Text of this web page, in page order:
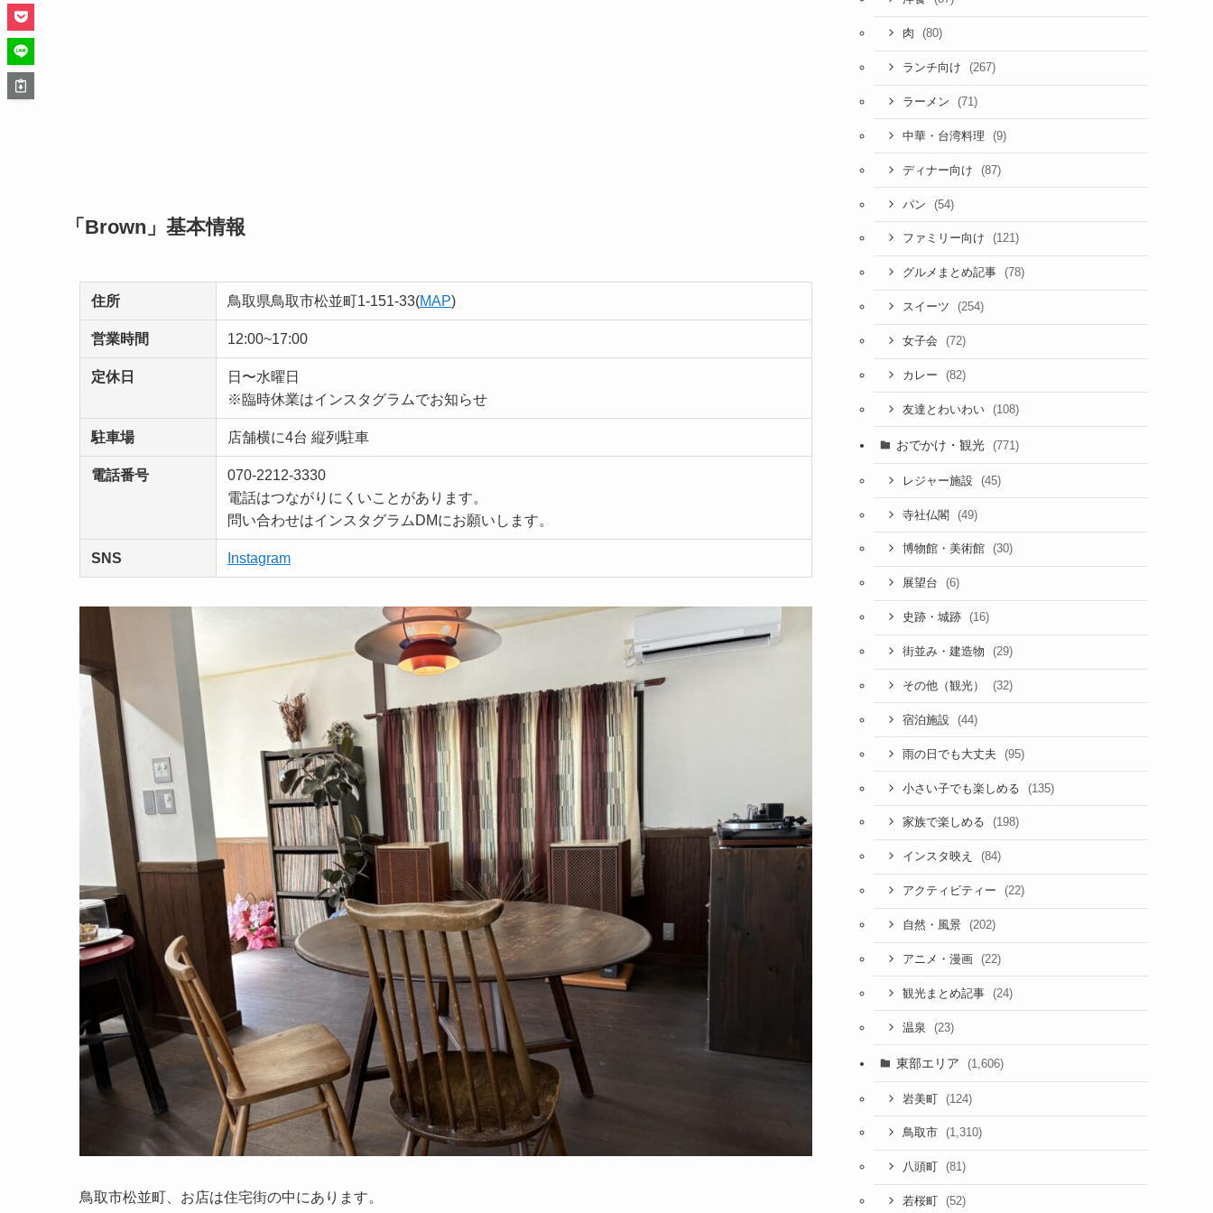
「Brown」基本情報
住所 鳥取県鳥取市松並町1-151-33(MAP)
営業時間 12:00~17:00
定休日
日〜水曜日
※臨時休業はインスタグラムでお知らせ
駐車場 店舗横に4台 縦列駐車
電話番号
070-2212-3330
電話はつながりにくいことがあります。
問い合わせはインスタグラムDMにお願いします。
SNS Instagram
鳥取市松並町、お店は住宅街の中にあります。
肉 (80)
ランチ向け (267)
ラーメン (71)
中華・台湾料理 (9)
ディナー向け (87)
パン (54)
ファミリー向け (121)
グルメまとめ記事 (78)
スイーツ (254)
女子会 (72)
カレー (82)
友達とわいわい (108)
おでかけ・観光 (771)
レジャー施設 (45)
寺社仏閣 (49)
博物館・美術館 (30)
展望台 (6)
史跡・城跡 (16)
街並み・建造物 (29)
その他（観光） (32)
宿泊施設 (44)
雨の日でも大丈夫 (95)
小さい子でも楽しめる (135)
家族で楽しめる (198)
インスタ映え (84)
アクティビティー (22)
自然・風景 (202)
アニメ・漫画 (22)
観光まとめ記事 (24)
温泉 (23)
東部エリア (1,606)
岩美町 (124)
鳥取市 (1,310)
八頭町 (81)
若桜町 (52)